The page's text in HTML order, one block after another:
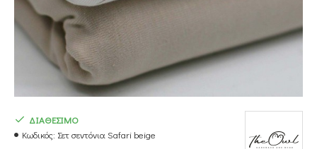
ΔΙΑΘΕΣΙΜΟ
Κωδικός: Σετ σεντόνια Safari beige